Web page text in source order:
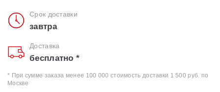
Срок доставки
завтра
Доставка
бесплатно *
* При сумме заказа менее 100 000 стоимость доставки 1 500 руб. по
Москве